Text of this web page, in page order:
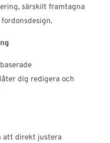
särskilt framtagna
dig redigera och
att direkt justera